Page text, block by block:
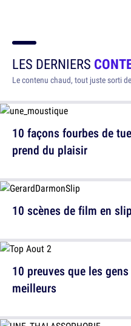
LES DERNIERS
Le contenu chaud, tout juste sorti
10 façons fourbes de
prend du plaisir
10 preuves que les
meilleurs
10 scènes de film en slip